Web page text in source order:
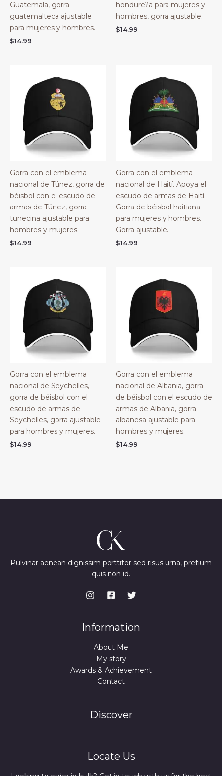
Guatemala, gorra
guatemalteca ajustable
para mujeres y hombres.
$14.99
hondure?a para mujeres y
hombres, gorra ajustable.
$14.99
Gorra con el emblema
nacional de Túnez, gorra de
béisbol con el escudo de
armas de Túnez, gorra
tunecina ajustable para
hombres y mujeres.
$14.99
Gorra con el emblema
nacional de Haití. Apoya el
escudo de armas de Haití.
Gorra de béisbol haitiana
para mujeres y hombres.
Gorra ajustable.
$14.99
Gorra con el emblema
nacional de Seychelles,
gorra de béisbol con el
escudo de armas de
Seychelles, gorra ajustable
para hombres y mujeres.
$14.99
Gorra con el emblema
nacional de Albania, gorra
de béisbol con el escudo de
armas de Albania, gorra
albanesa ajustable para
hombres y mujeres.
$14.99
Pulvinar aenean dignissim porttitor sed risus urna, pretium
quis non id.
Information
About Me
My story
Awards & Achievement
Contact
Discover
Locate Us